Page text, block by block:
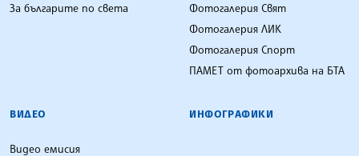
За българите по света
Фотогалерия Свят
Фотогалерия ЛИК
Фотогалерия Спорт
ПАМЕТ от фотоархива на БТА
ВИДЕО
Видео емисия
ИНФОГРАФИКИ